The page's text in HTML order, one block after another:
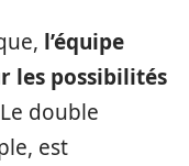
l’équipe
les possibilités
double
est